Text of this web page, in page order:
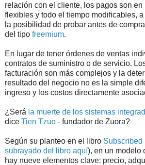
relación con el cliente, los pagos son
flexibles y todo el tiempo modificables,
la posibilidad de probar antes de
del tipo freemium.
En lugar de tener órdenes de ventas
contratos de suministro o de servicio.
facturación son más complejos y la
resultado del negocio no es la simple
ingreso y los costos directamente
¿Será la muerte de los sistemas
dice Tien Tzuo - fundador de Zuora?
Según su planteo en el libro Subscribed
subrayado del libro aquí), en un modelo
hay nueve elementos clave: precio,